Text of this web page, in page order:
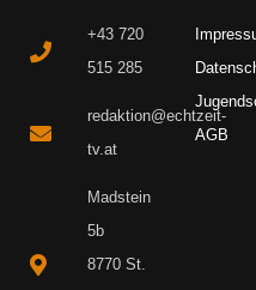
+43 720
515 285
redaktion@echtzeit-
tv.at
Madstein
5b
8770 St.
AGB